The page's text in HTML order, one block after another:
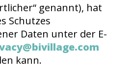
genannt), hat
Schutzes
Daten unter der E-
kann.